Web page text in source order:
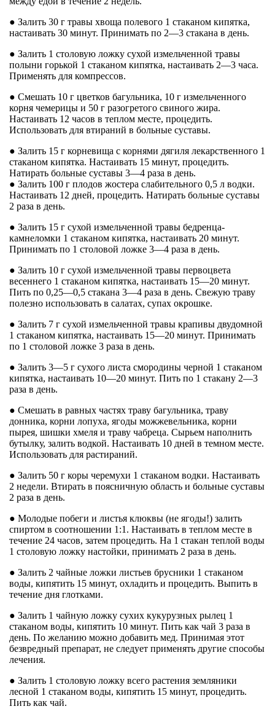
● Залить 30 г травы хвоща полевого 1 стаканом кипятка,
настаивать 30 минут. Принимать по 2—3 стакана в день.
● Залить 1 столовую ложку сухой измельченной травы
полыни горькой 1 стаканом кипятка, настаивать 2—3 часа.
Применять для компрессов.
● Смешать 10 г цветков багульника, 10 г измельченного
корня чемерицы и 50 г разогретого свиного жира.
Настаивать 12 часов в теплом месте, процедить.
Использовать для втираний в больные суставы.
● Залить 15 г корневища с корнями дягиля лекарственного 1
стаканом кипятка. Настаивать 15 минут, процедить.
Натирать больные суставы 3—4 раза в день.
● Залить 100 г плодов жостера слабительного 0,5 л водки.
Настаивать 12 дней, процедить. Натирать больные суставы
2 раза в день.
● Залить 15 г сухой измельченной травы бедренца-
камнеломки 1 стаканом кипятка, настаивать 20 минут.
Принимать по 1 столовой ложке 3—4 раза в день.
● Залить 10 г сухой измельченной травы первоцвета
весеннего 1 стаканом кипятка, настаивать 15—20 минут.
Пить по 0,25—0,5 стакана 3—4 раза в день. Свежую траву
полезно использовать в салатах, супах окрошке.
● Залить 7 г сухой измельченной травы крапивы двудомной
1 стаканом кипятка, настаивать 15—20 минут. Принимать
по 1 столовой ложке 3 раза в день.
● Залить 3—5 г сухого листа смородины черной 1 стаканом
кипятка, настаивать 10—20 минут. Пить по 1 стакану 2—3
раза в день.
● Смешать в равных частях траву багульника, траву
донника, корни лопуха, ягоды можжевельника, корни
пырея, шишки хмеля и траву чабреца. Сырьем наполнить
бутылку, залить водкой. Настаивать 10 дней в темном месте.
Использовать для растираний.
● Залить 50 г коры черемухи 1 стаканом водки. Настаивать
2 недели. Втирать в поясничную область и больные суставы
2 раза в день.
● Молодые побеги и листья клюквы (не ягоды!) залить
спиртом в соотношении 1:1. Настаивать в теплом месте в
течение 24 часов, затем процедить. На 1 стакан теплой воды
1 столовую ложку настойки, принимать 2 раза в день.
● Залить 2 чайные ложки листьев брусники 1 стаканом
воды, кипятить 15 минут, охладить и процедить. Выпить в
течение дня глотками.
● Залить 1 чайную ложку сухих кукурузных рылец 1
стаканом воды, кипятить 10 минут. Пить как чай 3 раза в
день. По желанию можно добавить мед. Принимая этот
безвредный препарат, не следует применять другие способы
лечения.
● Залить 1 столовую ложку всего растения земляники
лесной 1 стаканом воды, кипятить 15 минут, процедить.
Пить как чай.